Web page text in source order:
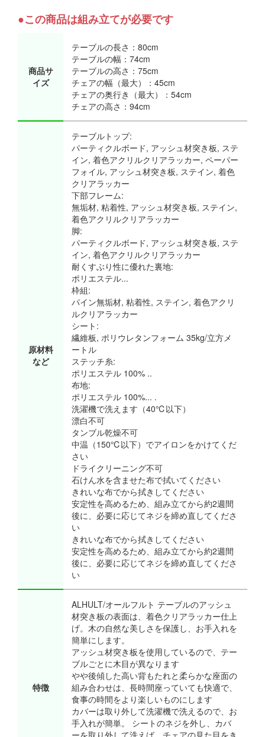
●この商品は組み立てが必要です
商品サ
イズ
テーブルの長さ：80cm
テーブルの幅：74cm
テーブルの高さ：75cm
チェアの幅（最大）：45cm
チェアの奥行き（最大）：54cm
チェアの高さ：94cm
原材料
など
テーブルトップ:
パーティクルボード, アッシュ材突き板, ステ
イン, 着色アクリルクリアラッカー, ペーパー
フォイル, アッシュ材突き板, ステイン, 着色
クリアラッカー
下部フレーム:
無垢材, 粘着性, アッシュ材突き板, ステイン,
着色アクリルクリアラッカー
脚:
パーティクルボード, アッシュ材突き板, ステ
イン, 着色アクリルクリアラッカー
耐くすぶり性に優れた裏地:
ポリエステル...
枠組:
パイン無垢材, 粘着性, ステイン, 着色アクリ
ルクリアラッカー
シート:
繊維板, ポリウレタンフォーム 35kg/立方メ
ートル
ステッチ糸:
ポリエステル 100% ..
布地:
ポリエステル 100%... .
洗濯機で洗えます（40℃以下）
漂白不可
タンブル乾燥不可
中温（150℃以下）でアイロンをかけてくだ
さい
ドライクリーニング不可
石けん水を含ませた布で拭いてください
きれいな布でから拭きしてください
安定性を高めるため、組み立てから約2週間
後に、必要に応じてネジを締め直してくださ
い
きれいな布でから拭きしてください
安定性を高めるため、組み立てから約2週間
後に、必要に応じてネジを締め直してくださ
い
特徴
ALHULT/オールフルト テーブルのアッシュ
材突き板の表面は、着色クリアラッカー仕上
げ。木の自然な美しさを保護し、お手入れを
簡単にします。
アッシュ材突き板を使用しているので、テー
ブルごとに木目が異なります
やや後傾した高い背もたれと柔らかな座面の
組み合わせは、長時間座っていても快適で、
食事の時間をより楽しいものにします
カバーは取り外して洗濯機で洗えるので、お
手入れが簡単。 シートのネジを外し、カバ
ーを取り外して洗えば、チェアの見た目をき